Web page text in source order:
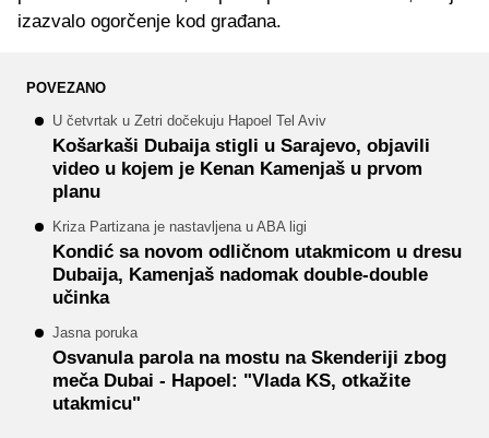
izazvalo ogorčenje kod građana.
POVEZANO
U četvrtak u Zetri dočekuju Hapoel Tel Aviv
Košarkaši Dubaija stigli u Sarajevo, objavili
video u kojem je Kenan Kamenjaš u prvom
planu
Kriza Partizana je nastavljena u ABA ligi
Kondić sa novom odličnom utakmicom u dresu
Dubaija, Kamenjaš nadomak double-double
učinka
Jasna poruka
Osvanula parola na mostu na Skenderiji zbog
meča Dubai - Hapoel: "Vlada KS, otkažite
utakmicu"